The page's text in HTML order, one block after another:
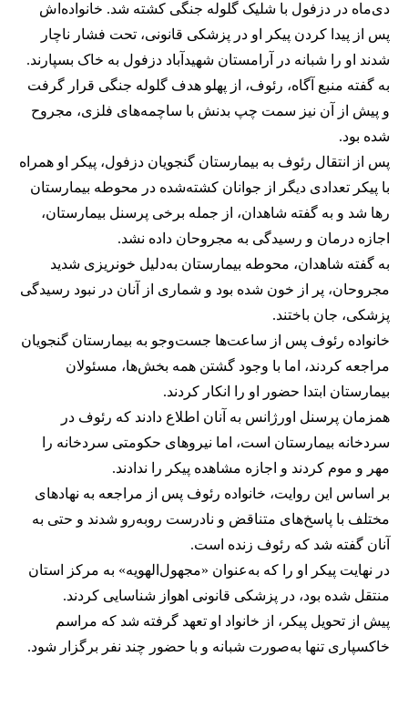
دی‌‌ماه در دزفول با شلیک گلوله جنگی کشته شد. خانواده‌اش
پس از پیدا کردن پیکر او در پزشکی قانونی، تحت فشار ناچار
شدند او را شبانه در آرامستان شهیدآباد دزفول به خاک بسپارند.
به گفته منبع آگاه، رئوف، از پهلو هدف گلوله جنگی قرار گرفت
و پیش از آن نیز سمت چپ بدنش با ساچمه‌های فلزی، مجروح
شده بود.
پس از انتقال رئوف به بیمارستان گنجویان دزفول، پیکر او همراه
با پیکر تعدادی دیگر از جوانان کشته‌شده در محوطه بیمارستان
رها شد و به گفته شاهدان، از جمله برخی پرسنل بیمارستان،
اجازه درمان و رسیدگی به مجروحان داده نشد.
به گفته شاهدان، محوطه بیمارستان به‌دلیل خو‌نریزی شدید
مجروحان، پر از خون شده بود و شماری از آنان در نبود رسیدگی
پزشکی، جان باختند.
خانواده رئوف پس از ساعت‌ها جست‌وجو به بیمارستان گنجویان
مراجعه کردند، اما با وجود گشتن همه بخش‌ها، مسئولان
بیمارستان ابتدا حضور او را انکار کردند.
همزمان پرسنل اورژانس به آنان اطلاع دادند که رئوف در
سردخانه بیمارستان است، اما نیروهای حکومتی سردخانه را
مهر و موم کردند و اجازه مشاهده پیکر را ندادند.
بر اساس این روایت، خانواده رئوف پس از مراجعه به نهادهای
مختلف با پاسخ‌های متناقض و نادرست روبه‌رو شدند و حتی به
آنان گفته شد که رئوف زنده است.
در نهایت پیکر او را که به‌عنوان «مجهول‌الهویه» به مرکز استان
منتقل شده بود، در پزشکی قانونی اهواز شناسایی کردند.
پیش از تحویل پیکر، از خانواد او تعهد گرفته شد که مراسم
خاکسپاری تنها به‌صورت شبانه و با حضور چند نفر برگزار شود.